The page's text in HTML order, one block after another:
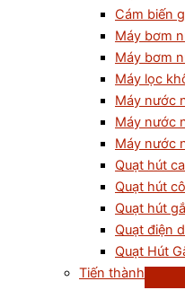
Cám biến
Máy bơm
Máy bơm
Máy lọc
Máy nước
Máy nước
Máy nước
Quạt hút
Quạt hút
Quạt hút
Quạt điện
Quạt Hút
Tiến thành